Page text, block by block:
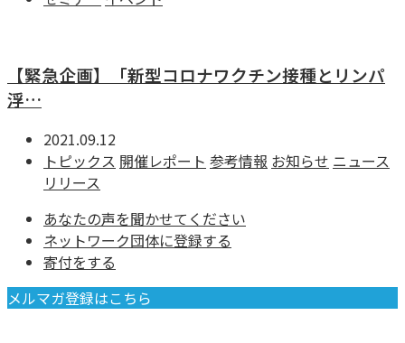
【緊急企画】「新型コロナワクチン接種とリンパ
浮…
2021.09.12
トピックス 開催レポート 参考情報 お知らせ ニュース
リリース
あなたの声を聞かせてください
ネットワーク団体に登録する
寄付をする
メルマガ登録はこちら